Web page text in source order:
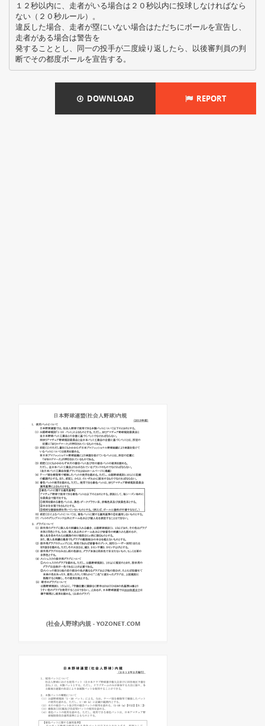
１２秒以内に、走者がいる場合は２０秒以内に投球しなければなら
ない（２０秒ルール）。
違反した場合、走者が塁にいない場合はただちにボールを宣告し、
走者がある場合は警告を
発することとし、同一の投手が二度繰り返したら、以後審判員の判
DOWNLOAD REPORT
(社会人野球)内規 - YOZONET.COM